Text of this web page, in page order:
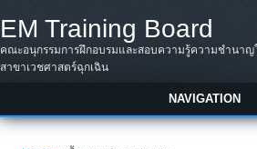
EM Training Board
คณะอนุกรรมการฝึกอบรมและสอบความรู้ความชำนาญ
สาขาเวชศาสตร์ฉุกเฉิน
NAVIGATION
You are here